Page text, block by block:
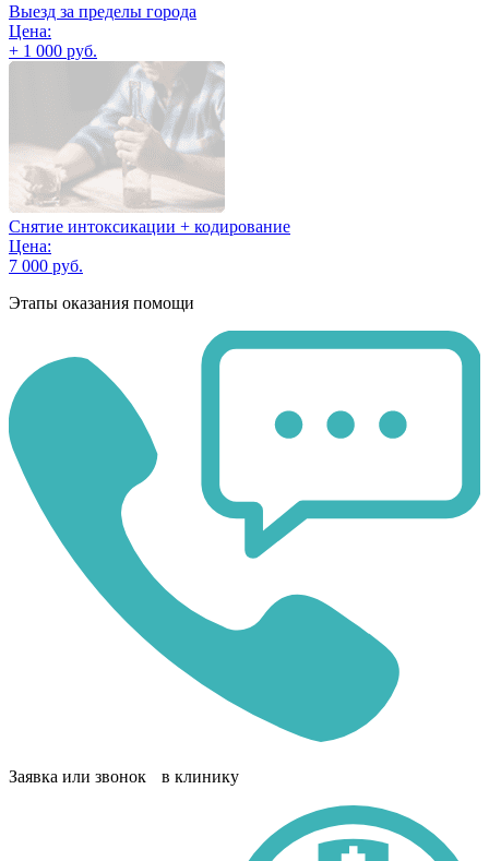
Выезд за пределы города
Цена:
+ 1 000 руб.
Снятие интоксикации + кодирование
Цена:
7 000 руб.
Этапы оказания помощи
Заявка или звонок в клинику